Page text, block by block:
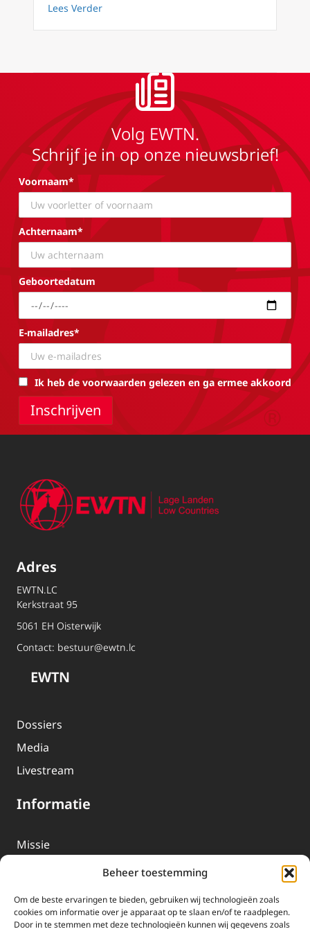
Beheer toestemming
Om de beste ervaringen te bieden, gebruiken wij technologieën zoals
cookies om informatie over je apparaat op te slaan en/of te raadplegen.
Door in te stemmen met deze technologieën kunnen wij gegevens zoals
Lees Verderabout Apokalyps90 dag 35 De hemel wacht
Volg EWTN.
Schrijf je in op onze nieuwsbrief!
Voornaam*
Achternaam*
Geboortedatum
E-mailadres*
Ik heb de voorwaarden gelezen en ga ermee akkoord
Adres
EWTN.LC
Kerkstraat 95
5061 EH Oisterwijk
Contact: bestuur@ewtn.lc
EWTN
Dossiers
Media
Livestream
Informatie
Missie
EWTN-Team